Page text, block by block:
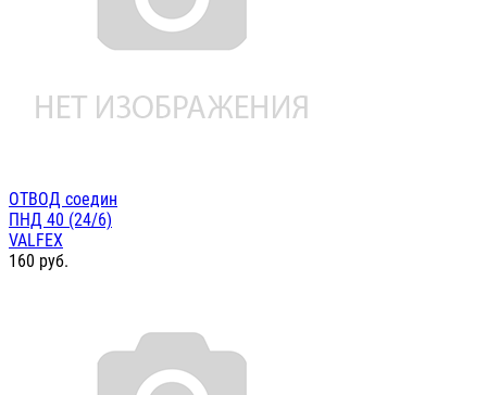
ОТВОД соедин
ПНД 40 (24/6)
VALFEX
160 руб.